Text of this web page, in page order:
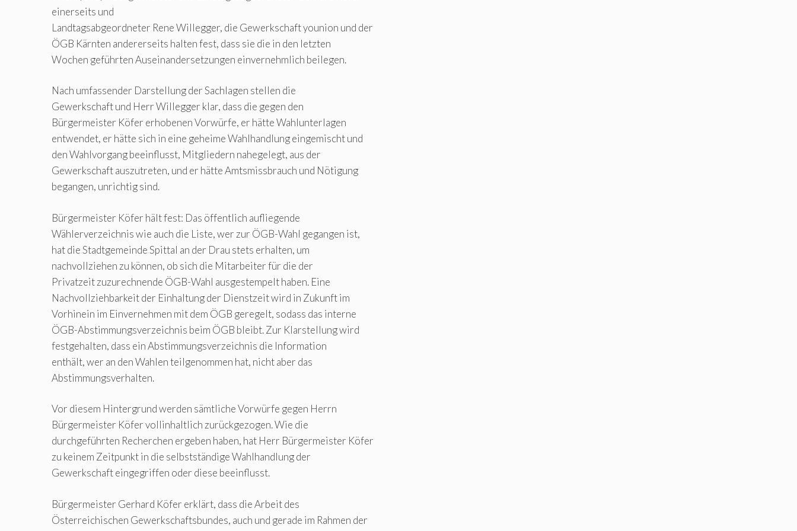
einerseits und
Landtagsabgeordneter Rene Willegger, die Gewerkschaft younion und der
ÖGB Kärnten andererseits halten fest, dass sie die in den letzten
Wochen geführten Auseinandersetzungen einvernehmlich beilegen.
Nach umfassender Darstellung der Sachlagen stellen die
Gewerkschaft und Herr Willegger klar, dass die gegen den
Bürgermeister Köfer erhobenen Vorwürfe, er hätte Wahlunterlagen
entwendet, er hätte sich in eine geheime Wahlhandlung eingemischt und
den Wahlvorgang beeinflusst, Mitgliedern nahegelegt, aus der
Gewerkschaft auszutreten, und er hätte Amtsmissbrauch und Nötigung
begangen, unrichtig sind.
Bürgermeister Köfer hält fest: Das öffentlich aufliegende
Wählerverzeichnis wie auch die Liste, wer zur ÖGB-Wahl gegangen ist,
hat die Stadtgemeinde Spittal an der Drau stets erhalten, um
nachvollziehen zu können, ob sich die Mitarbeiter für die der
Privatzeit zuzurechnende ÖGB-Wahl ausgestempelt haben. Eine
Nachvollziehbarkeit der Einhaltung der Dienstzeit wird in Zukunft im
Vorhinein im Einvernehmen mit dem ÖGB geregelt, sodass das interne
ÖGB-Abstimmungsverzeichnis beim ÖGB bleibt. Zur Klarstellung wird
festgehalten, dass ein Abstimmungsverzeichnis die Information
enthält, wer an den Wahlen teilgenommen hat, nicht aber das
Abstimmungsverhalten.
Vor diesem Hintergrund werden sämtliche Vorwürfe gegen Herrn
Bürgermeister Köfer vollinhaltlich zurückgezogen. Wie die
durchgeführten Recherchen ergeben haben, hat Herr Bürgermeister Köfer
zu keinem Zeitpunkt in die selbstständige Wahlhandlung der
Gewerkschaft eingegriffen oder diese beeinflusst.
Bürgermeister Gerhard Köfer erklärt, dass die Arbeit des
Österreichischen Gewerkschaftsbundes, auch und gerade im Rahmen der